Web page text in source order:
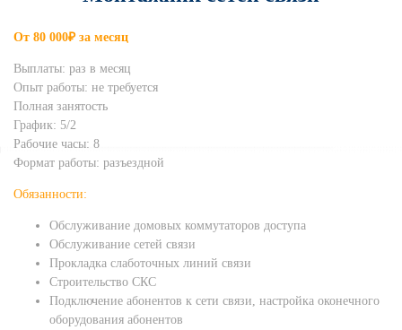
От 80 000₽ за месяц
Выплаты: раз в месяц
Опыт работы: не требуется
Полная занятость
График: 5/2
Рабочие часы: 8
Формат работы: разъездной
Обязанности:
Обслуживание домовых коммутаторов доступа
Обслуживание сетей связи
Прокладка слаботочных линий связи
Строительство СКС
Подключение абонентов к сети связи, настройка оконечного
оборудования абонентов